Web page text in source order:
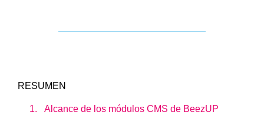
RESUMEN
Alcance de los módulos CMS de BeezUP